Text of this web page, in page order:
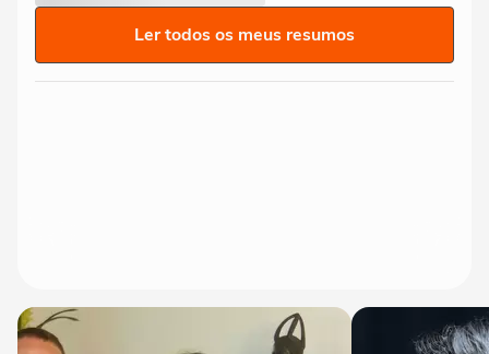
Ler todos os meus resumos